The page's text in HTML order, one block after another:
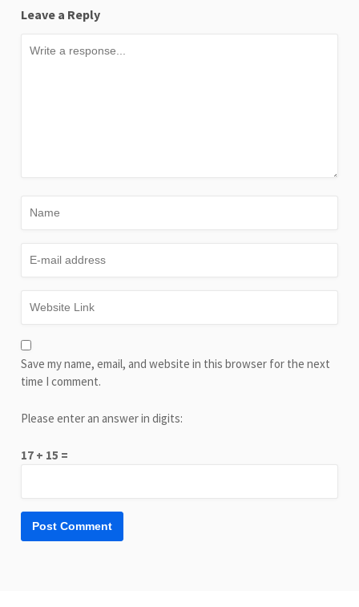
Leave a Reply
Save my name, email, and website in this browser for the next
time I comment.
Please enter an answer in digits:
17 + 15 =